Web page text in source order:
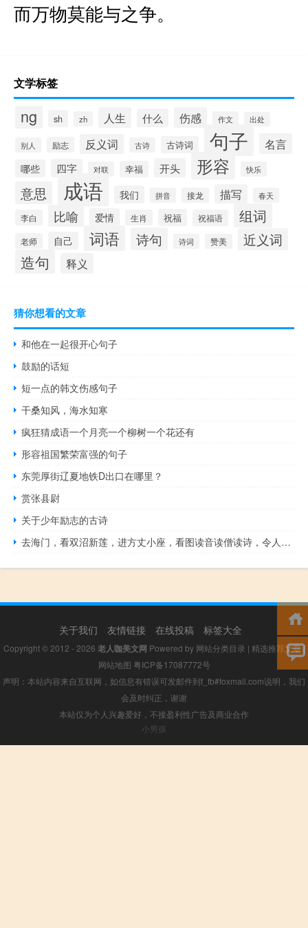
而万物莫能与之争。
文学标签
ng sh zh 人生 什么 伤感 作文 出处
别人 励志 反义词 古诗 古诗词 句子 名言
哪些 四字 对联 幸福 开头 形容 快乐
意思 成语 我们 拼音 接龙 描写 春天
李白 比喻 爱情 生肖 祝福 祝福语 组词
老师 自己 词语 诗句 诗词 赞美 近义词
造句 释义
猜你想看的文章
和他在一起很开心句子
鼓励的话短
短一点的韩文伤感句子
干桑知风，海水知寒
疯狂猜成语一个月亮一个柳树一个花还有
形容祖国繁荣富强的句子
东莞厚街辽夏地铁D出口在哪里？
赏张县尉
关于少年励志的古诗
去海门，看双沼新莲，进方丈小座，看图读音读僧读诗，令人欢喜。
关于我们 友情链接 在线投稿 标签大全
Copyright © 2012 - 2026 老人咖美文网 Powered by 网站分类目录 | 精选推荐文章|
网站地图 粤ICP备17087772号
声明：本站内容来自互联网，如信息有错误可发邮件到f_fb#foxmail.com说明，我们
会及时纠正，谢谢
本站仅为个人兴趣爱好，不接盈利性广告及商业合作
小男孩